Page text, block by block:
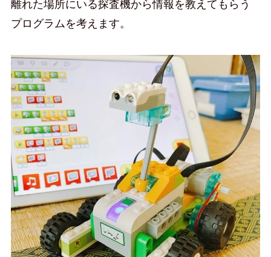
離れた場所にいる探査機から情報を教えてもらう
プログラムを考えます。